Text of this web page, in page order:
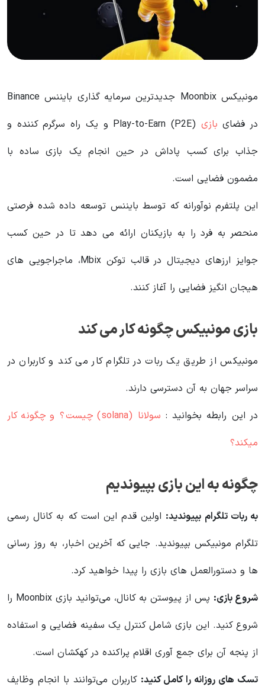
مونبیکس Moonbix جدیدترین سرمایه گذاری بایننس Binance
در فضای بازی
Play-to-Earn (P2E) و یک راه سرگرم کننده و
جذاب برای کسب پاداش در حین انجام یک بازی ساده با
مضمون فضایی است.
این پلتفرم نوآورانه که توسط بایننس توسعه داده شده فرصتی
منحصر به فرد را به بازیکنان ارائه می دهد تا در حین کسب
جوایز ارزهای دیجیتال در قالب توکن Mbix، ماجراجویی های
هیجان انگیز فضایی را آغاز کنند.
بازی مونبیکس چگونه کار می کند
مونبیکس از طریق یک ربات در تلگرام کار می کند و کاربران در
سراسر جهان به آن دسترسی دارند.
در این رابطه بخوانید‌ :
سولانا (solana) چیست؟ و چگونه کار
میکند؟
چگونه به این بازی بپیوندیم
به ربات تلگرام بپیوندید: اولین قدم این است که به کانال رسمی
تلگرام مونبیکس بپیوندید. جایی که آخرین اخبار، به روز رسانی
ها و دستورالعمل های بازی را پیدا خواهید کرد.
شروع بازی:
پس از پیوستن به کانال، می‌توانید بازی Moonbix را
شروع کنید. این بازی شامل کنترل یک سفینه فضایی و استفاده
از پنجه آن برای جمع آوری اقلام پراکنده در کهکشان است.
تسک های روزانه را کامل کنید: کاربران می‌توانند با انجام وظایف